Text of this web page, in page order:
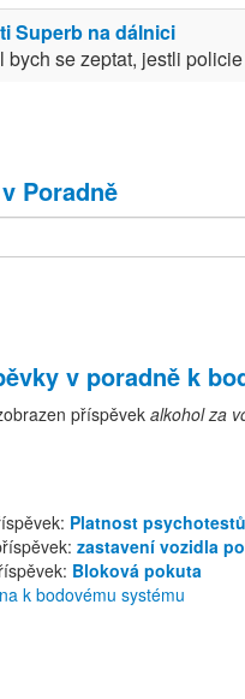
Superb na dálnici
bych se zeptat, jestli
Poradně
v poradně k
příspěvekalkohol za
Platnost
zastavení vozidla
Bloková pokuta
k bodovému systému